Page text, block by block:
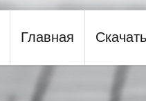
NeoSpy
Главная Скачать